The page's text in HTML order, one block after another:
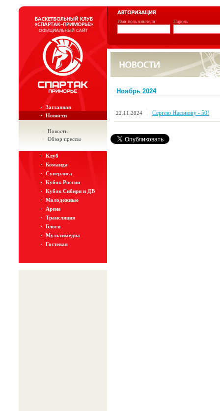
Имя пользователя Пароль
Заглавная
Новости
Новости
Обзор прессы
Клуб
Команда
Суперлига
Кубок России
Кубок Сибири и ДВ
Молодежные
Арена
Трансляция
Блоги
Мультимедиа
Гостевая
Ноябрь 2024
22.11.2024 Сергею Насонову - 50!